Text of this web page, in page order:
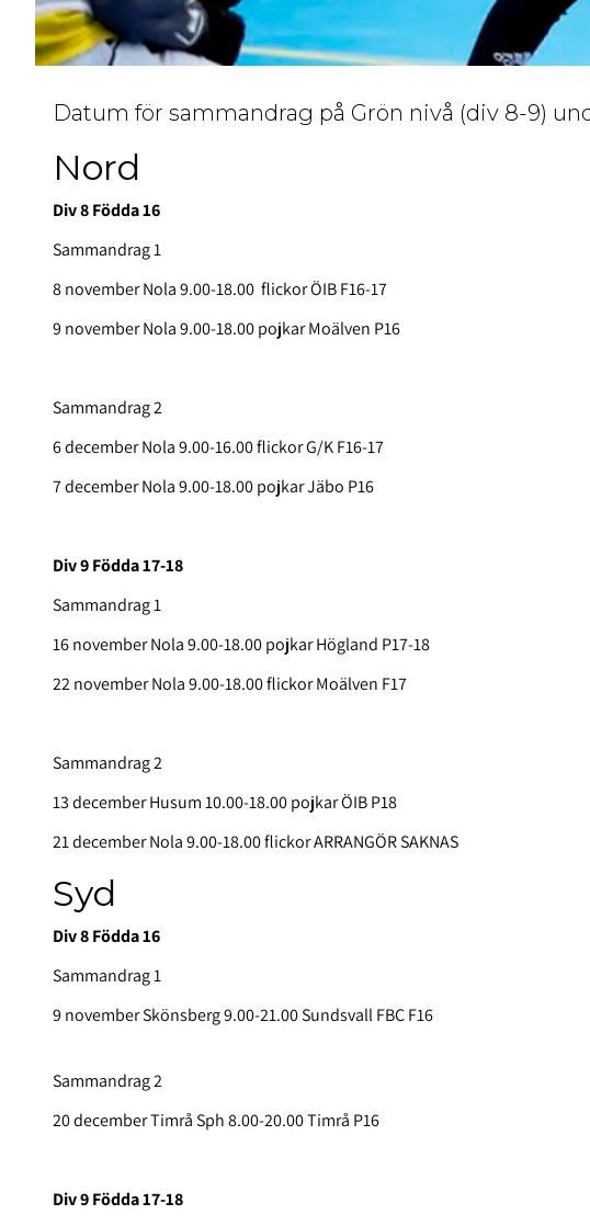
Datum för sammandrag på Grön nivå (div 8-9)
Nord
Div 8 Födda 16
Sammandrag 1
8 november Nola 9.00-18.00 flickor ÖIB F16-17
9 november Nola 9.00-18.00 pojkar Moälven P16
Sammandrag 2
6 december Nola 9.00-16.00 flickor G/K F16-17
7 december Nola 9.00-18.00 pojkar Jäbo P16
Div 9 Födda 17-18
Sammandrag 1
16 november Nola 9.00-18.00 pojkar Högland P17-18
22 november Nola 9.00-18.00 flickor Moälven F17
Sammandrag 2
13 december Husum 10.00-18.00 pojkar ÖIB P18
21 december Nola 9.00-18.00 flickor ARRANGÖR SAKNAS
Syd
Div 8 Födda 16
Sammandrag 1
9 november Skönsberg 9.00-21.00 Sundsvall FBC F16
Sammandrag 2
20 december Timrå Sph 8.00-20.00 Timrå P16
Div 9 Födda 17-18